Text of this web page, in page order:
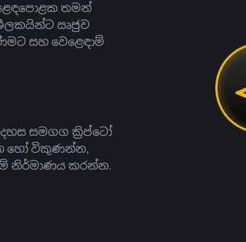
තමන්
ඍජුව
සහ වෙළෙඳාම්
සමගග ක්‍රිප්ටෝ
හෝ විකුණන්න,
නිර්මාණය කරන්න.